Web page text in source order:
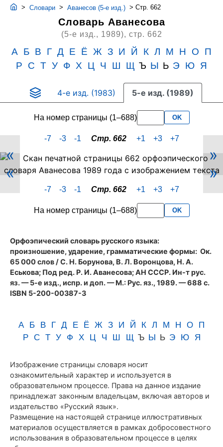
> Словари > Аванесов (5-е изд.) > Стр. 662
Словарь Аванесова
(5-е изд., 1989), стр. 662
А Б В Г Д Е Ё Ж З И Й К Л М Н О
П
Р
С Т У Ф Х Ц Ч Ш Щ Ъ Ы Ь Э Ю Я
4-е изд. (1983) 5-е изд. (1989)
На номер страницы (1–688) OK
-7 -3 -1 Стр. 662 +1 +3 +7
Скан
PDF-
страницы
662
Аванесова
«
»
«
»
-7 -3 -1 Стр. 662 +1 +3 +7
На номер страницы (1–688) OK
Орфоэпический словарь русского языка:
произношение, ударение, грамматические формы: Ок.
65 000 слов / С. Н. Борунова, В. Л. Воронцова, Н. А.
Еськова; Под ред. Р. И. Аванесова; АН СССР. Ин-т рус.
яз. — 5-е изд., испр. и доп. — М.: Рус. яз., 1989. — 688 с.
ISBN 5-200-00387-3
А Б В Г Д Е Ё Ж З И Й К Л М Н О П
Р С Т У Ф Х Ц Ч Ш Щ Ъ Ы Ь Э Ю Я
Изображение страницы словаря носит
ознакомительный характер и используется в
образовательном процессе. Права на данное издание
принадлежат законным владельцам, включая авторов и
издательство «Русский язык».
Размещение на настоящей странице иллюстративных
материалов осуществляется в рамках добросовестного
использования в образовательном процессе в целях